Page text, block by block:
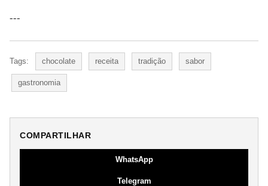
---
Tags: chocolate receita tradição sabor
gastronomia
COMPARTILHAR
WhatsApp
Telegram